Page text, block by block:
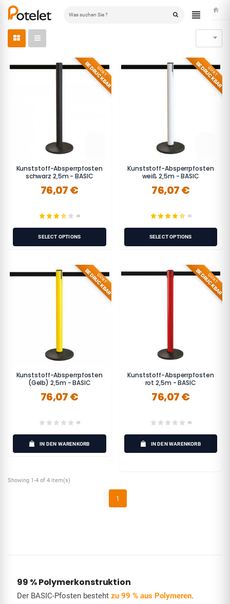

GURT
BEDRUCKBAR
Kunststoff-Absperrpfosten
schwarz 2,5m - BASIC
76,07 €
(8)
SELECT OPTIONS
GURT
BEDRUCKBAR
Kunststoff-Absperrpfosten
weiß 2,5m - BASIC
76,07 €
(2)
SELECT OPTIONS
GURT
BEDRUCKBAR
Kunststoff-Absperrpfosten
(Gelb) 2,5m - BASIC
76,07 €
(0)
IN DEN WARENKORB
GURT
BEDRUCKBAR
Kunststoff-Absperrpfosten
rot 2,5m - BASIC
76,07 €
(0)
IN DEN WARENKORB
Showing 1-4 of 4 item(s)
1
99 % Polymerkonstruktion
Der BASIC-Pfosten besteht zu 99 % aus Polymeren.